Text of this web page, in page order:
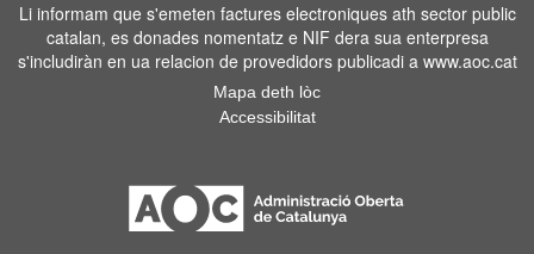
Li informam que s'emeten factures electroniques ath sector public
catalan, es donades nomentatz e NIF dera sua enterpresa
s'includiràn en ua relacion de provedidors publicadi a www.aoc.cat
Mapa deth lòc
Accessibilitat